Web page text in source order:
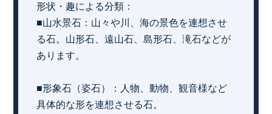
形状・趣による分類：
■山水景石：山々や川、海の景色を連想させ
る石。山形石、遠山石、島形石、滝石などが
あります。
■形象石（姿石）：人物、動物、観音様など
具体的な形を連想させる石。